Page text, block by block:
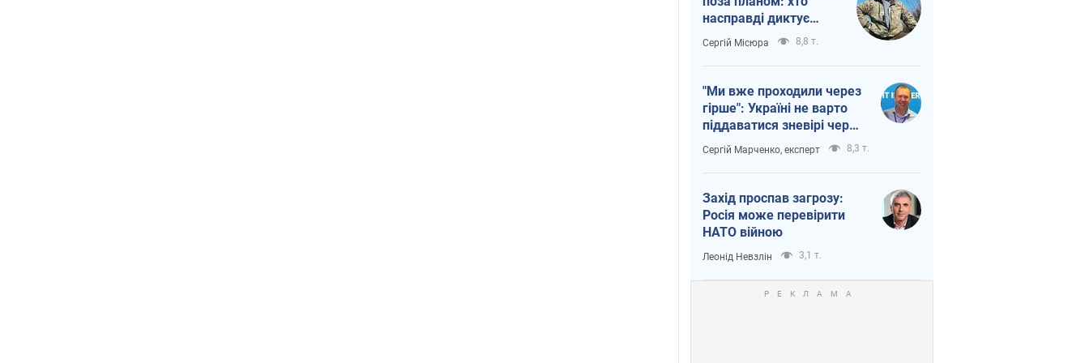
насправді диктує
темп війни
Сергій Місюра 8,8 т.
"Ми вже проходили через
гірше": Україні не варто
піддаватися зневірі через
ракетний терор
Сергій Марченко, експерт 8,3 т.
Захід проспав загрозу:
Росія може перевірити
НАТО війною
Леонід Невзлін 3,1 т.